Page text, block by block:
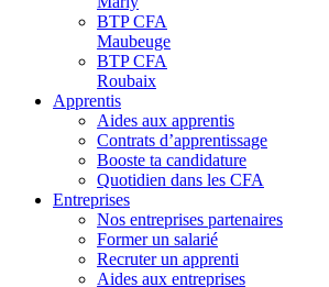
BTP CFA
Maubeuge
BTP CFA
Roubaix
Apprentis
Aides aux apprentis
Contrats d’apprentissage
Booste ta candidature
Quotidien dans les CFA
Entreprises
Nos entreprises partenaires
Former un salarié
Recruter un apprenti
Aides aux entreprises